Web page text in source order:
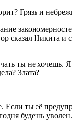
Грязь и
сказал Никита
ты не хочешь. Я
Злата?
Если ты её
будешь